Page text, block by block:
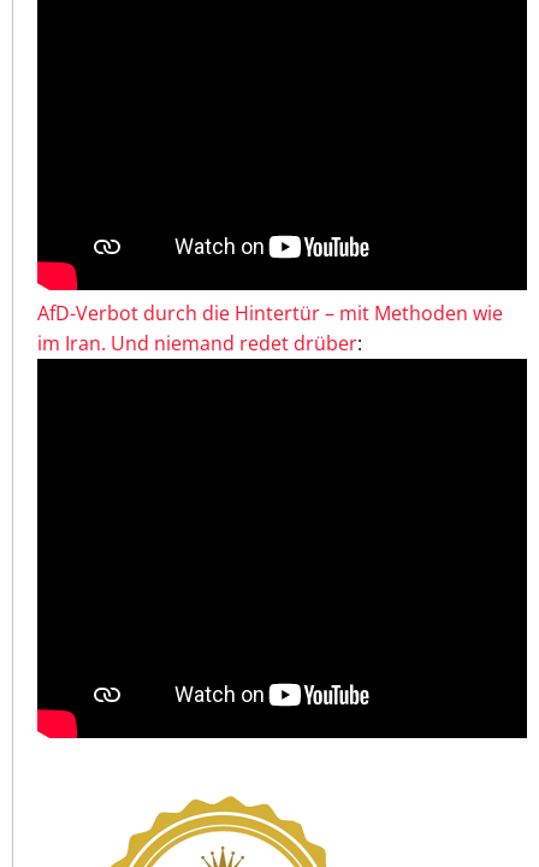
AfD-Verbot durch die Hintertür – mit Methoden wie
im Iran. Und niemand redet drüber: